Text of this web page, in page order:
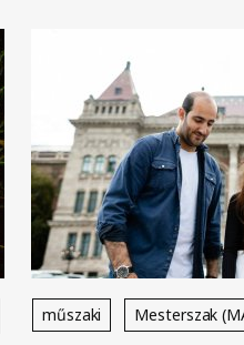
műszaki Mesterszak